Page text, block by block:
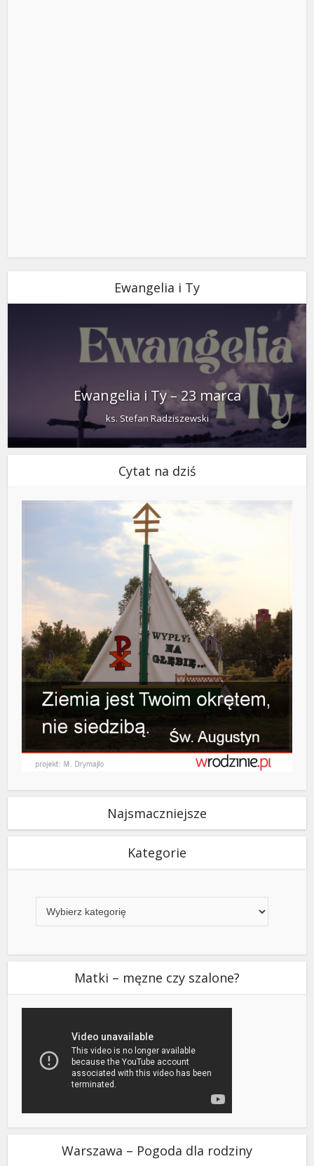
Ewangelia i Ty
Ewangelia i Ty – 23 marca
ks. Stefan Radziszewski
Cytat na dziś
Najsmaczniejsze
Kategorie
Matki – męzne czy szalone?
Warszawa – Pogoda dla rodziny